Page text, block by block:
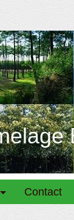
Contact